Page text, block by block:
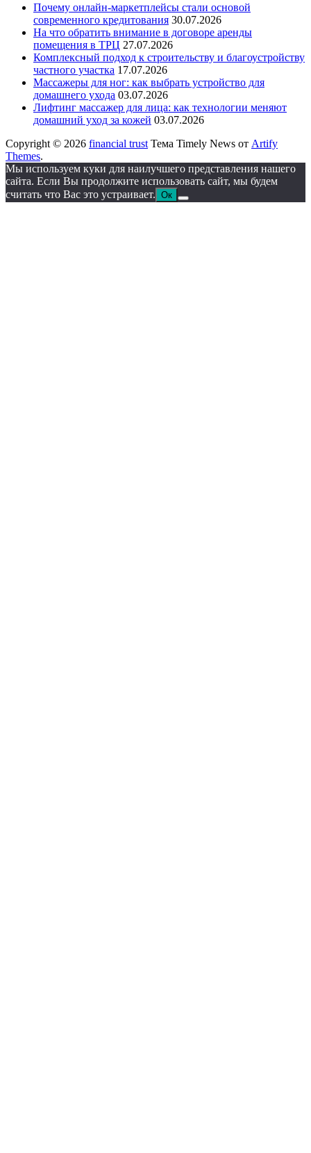
Почему онлайн-маркетплейсы стали основой
современного кредитования 30.07.2026
На что обратить внимание в договоре аренды
помещения в ТРЦ 27.07.2026
Комплексный подход к строительству и благоустройству
частного участка 17.07.2026
Массажеры для ног: как выбрать устройство для
домашнего ухода 03.07.2026
Лифтинг массажер для лица: как технологии меняют
домашний уход за кожей 03.07.2026
Copyright © 2026 financial trust Тема Timely News от Artify
Themes.
Мы используем куки для наилучшего представления нашего
сайта. Если Вы продолжите использовать сайт, мы будем
считать что Вас это устраивает. Ок